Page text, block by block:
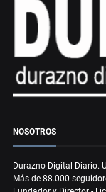
NOSOTROS
Durazno Digital Diario.
Más de 88.000